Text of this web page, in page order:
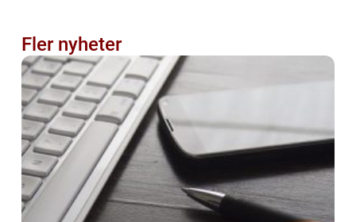
Fler nyheter